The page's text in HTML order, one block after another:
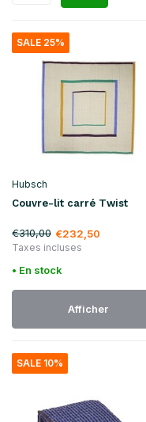
SALE 25%
Hubsch
Couvre-lit carré Twist
€310,00 €232,50
Taxes incluses
• En stock
Afficher
SALE 10%